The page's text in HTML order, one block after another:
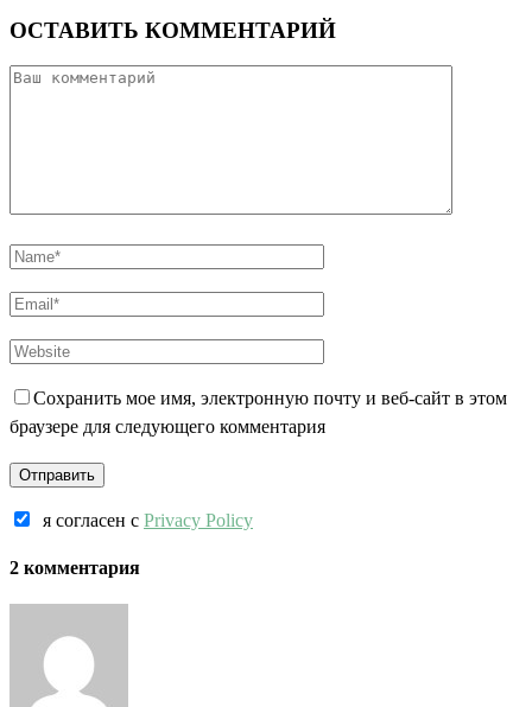
ОСТАВИТЬ КОММЕНТАРИЙ
Сохранить мое имя, электронную почту и веб-сайт в этом
браузере для следующего комментария
я согласен c Privacy Policy
2 комментария